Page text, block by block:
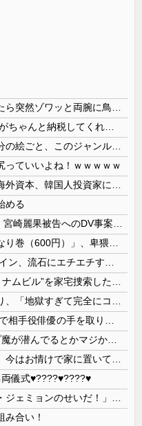
っていいよね！ｗｗｗｗｗ
める
儀式♥️????♥️????♥️
み合い！